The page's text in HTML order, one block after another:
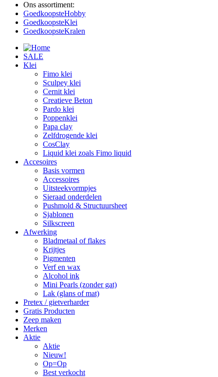
Ons assortiment:
GoedkoopsteHobby
GoedkoopsteKlei
GoedkoopsteKralen
SALE
Klei
Fimo klei
Sculpey klei
Cernit klei
Creatieve Beton
Pardo klei
Poppenklei
Papa clay
Zelfdrogende klei
CosClay
Liquid klei zoals Fimo liquid
Accesoires
Basis vormen
Accessoires
Uitsteekvormpjes
Sieraad onderdelen
Pushmold & Structuursheet
Sjablonen
Silkscreen
Afwerking
Bladmetaal of flakes
Krijtjes
Pigmenten
Verf en wax
Alcohol ink
Mini Pearls (zonder gat)
Lak (glans of mat)
Pretex / gietverharder
Gratis Producten
Zeep maken
Merken
Aktie
Aktie
Nieuw!
Op=Op
Best verkocht